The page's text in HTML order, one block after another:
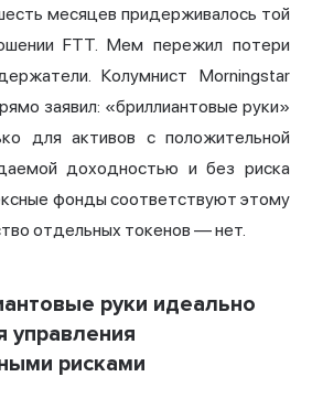
месяцев придерживалось той
FTT. Мем пережил потери
Колумнист Morningstar
заявил: «бриллиантовые руки»
для активов с положительной
доходностью и без риска
фонды соответствуют этому
отдельных токенов — нет.
руки идеально
управления
рисками